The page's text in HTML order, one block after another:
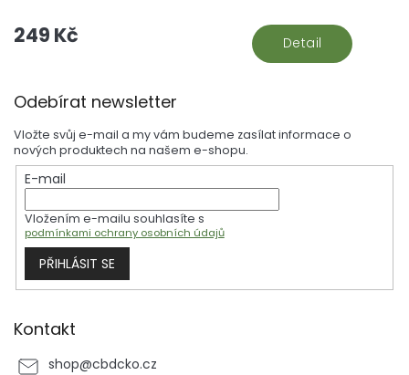
249 Kč Detail
Odebírat newsletter
Vložte svůj e-mail a my vám budeme zasílat informace o
nových produktech na našem e-shopu.
E-mail
Vložením e-mailu souhlasíte s
podmínkami ochrany osobních údajů
PŘIHLÁSIT SE
Kontakt
shop@cbdcko.cz